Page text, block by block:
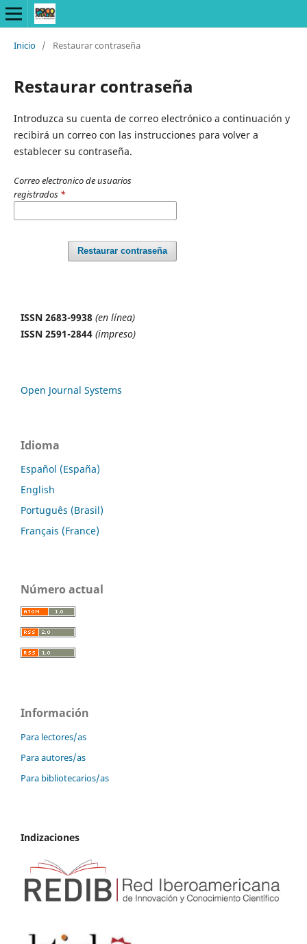
Inicio / Restaurar contraseña
Restaurar contraseña
Introduzca su cuenta de correo electrónico a continuación y
recibirá un correo con las instrucciones para volver a
establecer su contraseña.
Correo electronico de usuarios
registrados *
Restaurar contraseña
ISSN 2683-9938 (en línea)
ISSN 2591-2844 (impreso)
Open Journal Systems
Idioma
Español (España)
English
Português (Brasil)
Français (France)
Número actual
Información
Para lectores/as
Para autores/as
Para bibliotecarios/as
Indizaciones